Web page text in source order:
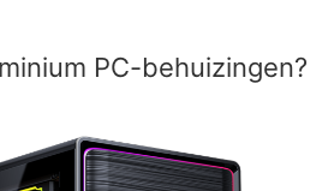
PC-behuizingen?